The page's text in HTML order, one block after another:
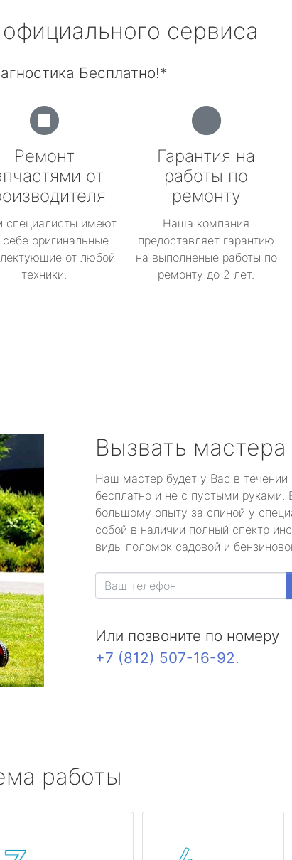
сервиса
Бесплатно!*
Ремонт
от
специалисты имеют
себе оригинальные
от любой
техники.
Гарантия на
работы по
ремонту
Наша компания
предоставляет гарантию
на выполненые работы по
ремонту до 2 лет.
Вызвать мастера
Наш мастер будет у Вас в
бесплатно и не с пустыми руками.
большому опыту за спиной у
собой в наличии полный спектр
виды поломок садовой и
Или позвоните по номеру
+7 (812) 507-16-92.
работы